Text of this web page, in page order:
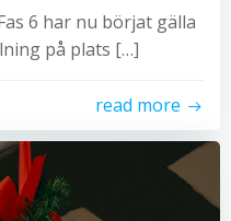
6 har nu börjat gälla
på plats […]
read more